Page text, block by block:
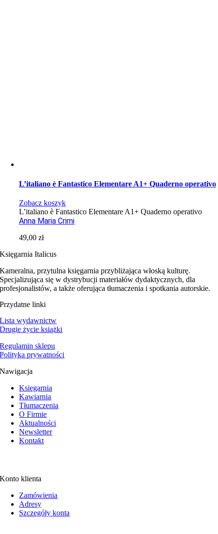
L’italiano è Fantastico Elementare A1+ Quaderno operativo
Zobacz koszyk
L’italiano è Fantastico Elementare A1+ Quaderno operativo
Anna Maria Crimi
49,00zł
Księgarnia Italicus
Kameralna, przytulna księgarnia przybliżająca włoską kulturę.
Specjalizująca się w dystrybucji materiałów dydaktycznych, dla
profesjonalistów, a także oferująca tłumaczenia i spotkania autorskie.
Przydatne linki
Lista wydawnictw
Drugie życie książki
Regulamin sklepu
Polityka prywatności
Nawigacja
Księgarnia
Kawiarnia
Tłumaczenia
O Firmie
Aktualności
Newsletter
Kontakt
Konto klienta
Zamówienia
Adresy
Szczegóły konta